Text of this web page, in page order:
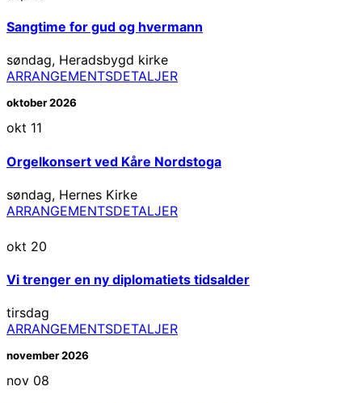
Sangtime for gud og hvermann
søndag, Heradsbygd kirke
ARRANGEMENTSDETALJER
oktober 2026
okt 11
Orgelkonsert ved Kåre Nordstoga
søndag, Hernes Kirke
ARRANGEMENTSDETALJER
okt 20
Vi trenger en ny diplomatiets tidsalder
tirsdag
ARRANGEMENTSDETALJER
november 2026
nov 08